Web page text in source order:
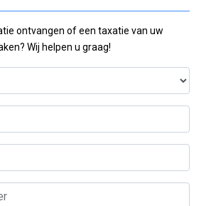
ontvangen of een taxatie van uw
Wij helpen u graag!